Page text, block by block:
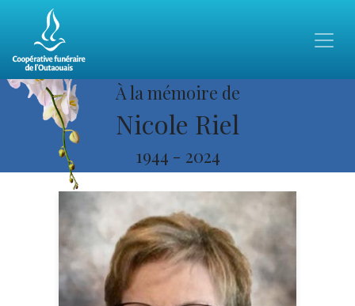
À la mémoire de
Nicole Riel
1944 - 2024